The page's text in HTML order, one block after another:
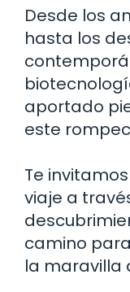
Desde los
hasta los
aportado
este
Te
viaje a
camino
la maravilla